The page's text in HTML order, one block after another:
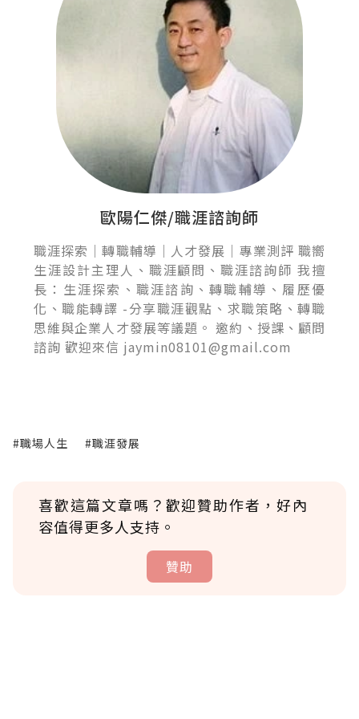
歐陽仁傑/職涯諮詢師
職涯探索｜轉職輔導｜人才發展｜專業測評 職嚮
生涯設計主理人、職涯顧問、職涯諮詢師 我擅
長：生涯探索、職涯諮詢、轉職輔導、履歷優
化、職能轉譯 -分享職涯觀點、求職策略、轉職
思維與企業人才發展等議題。 邀約、授課、顧問
諮詢 歡迎來信 jaymin08101@gmail.com
#職場人生 #職涯發展
喜歡這篇文章嗎？歡迎贊助作者，好內
容值得更多人支持。
贊助